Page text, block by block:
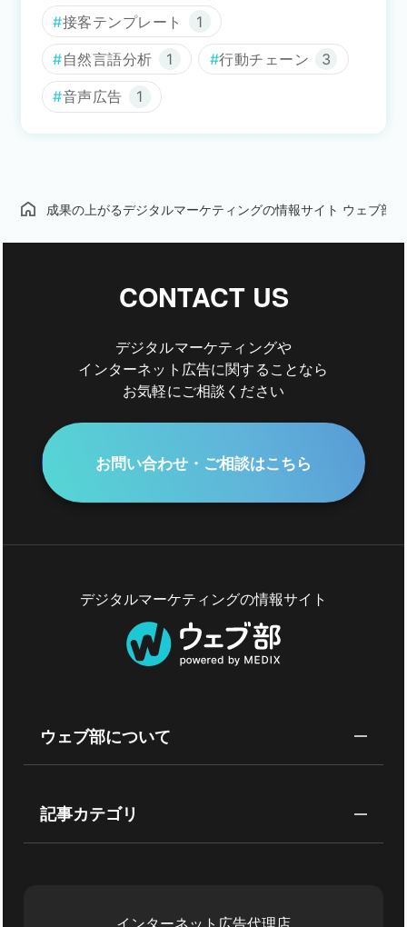
接客テンプレート 1
自然言語分析 1 行動チェーン 3
音声広告 1
成果の上がるデジタルマーケティングの情報サイト ウェブ部
CONTACT US
デジタルマーケティングや
インターネット広告に関することなら
お気軽にご相談ください
お問い合わせ・ご相談はこちら
デジタルマーケティングの情報サイト
ウェブ部について
記事カテゴリ